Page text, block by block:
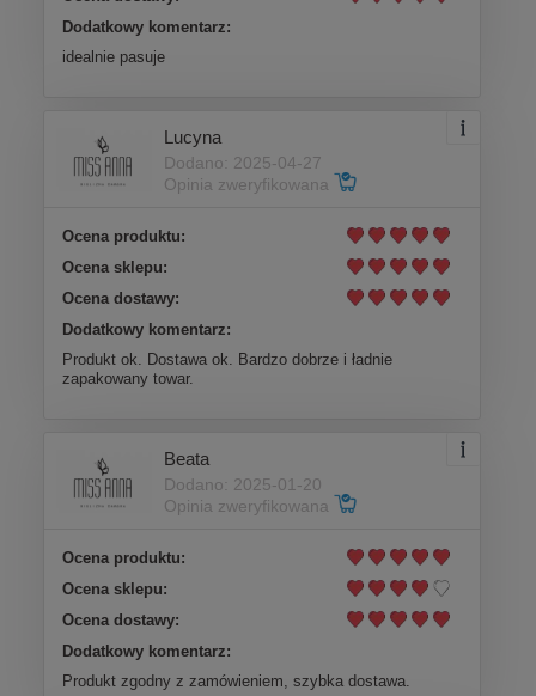
Dodatkowy komentarz:
idealnie pasuje
Lucyna
Dodano: 2025-04-27
Opinia zweryfikowana
Ocena produktu:
Ocena sklepu:
Ocena dostawy:
Dodatkowy komentarz:
Produkt ok. Dostawa ok. Bardzo dobrze i ładnie
zapakowany towar.
Beata
Dodano: 2025-01-20
Opinia zweryfikowana
Ocena produktu:
Ocena sklepu:
Ocena dostawy:
Dodatkowy komentarz:
Produkt zgodny z zamówieniem, szybka dostawa.